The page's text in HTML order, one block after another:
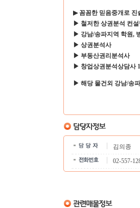
▶ 꼼꼼한 믿음중개로
▶ 철저한 상권분석 컨설
▶ 강남/송파지역 학원,
▶ 상권분석사
▶ 부동산권리분석사
▶ 창업상권분석상담사 1
▶ 해당 물건외 강남/송
김의종
02-557-